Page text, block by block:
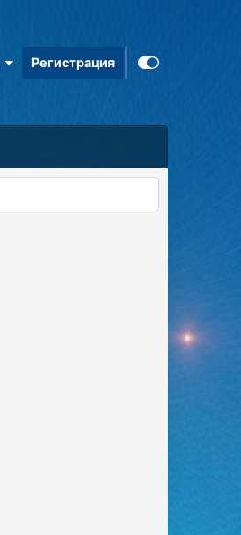
Регистрация